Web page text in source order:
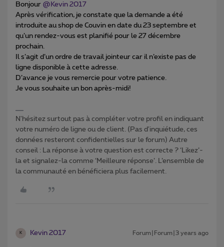
Bonjour @Kevin 2017
Après vérification, je constate que la demande a été
introduite au shop de Couvin en date du 23 septembre et
qu’un rendez-vous est planifié pour le 27 décembre
prochain.
Il s’agit d’un ordre de travail jointeur car il n’existe pas de
ligne disponible à cette adresse.
D’avance je vous remercie pour votre patience.
Je vous souhaite un bon après-midi!
N'hésitez surtout pas à compléter votre profil en indiquant
votre numéro de ligne ou de client. (Pas d'inquiétude, ces
données resteront confidentielles sur le forum) Autre
conseil : La réponse à votre question est correcte ? ‘Likez’-
la et signalez-la comme ‘Meilleure réponse’. L’ensemble de
la communauté en bénéficiera plus facilement.
K Kevin 2017 Forum|Forum|3 years ago